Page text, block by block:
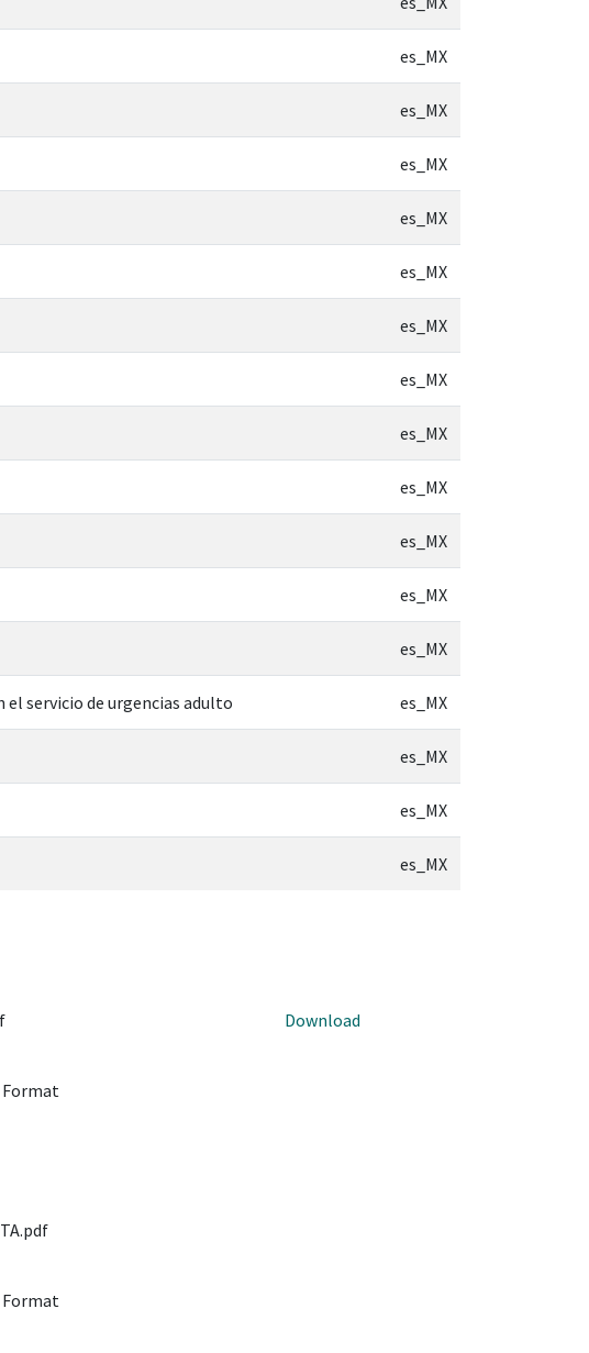
es_MX
es_MX
es_MX
es_MX
es_MX
es_MX
es_MX
es_MX
es_MX
es_MX
es_MX
es_MX
el servicio de urgencias adulto es_MX
es_MX
es_MX
es_MX
Download